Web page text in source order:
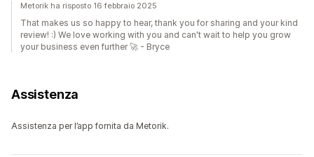
Metorik ha risposto 16 febbraio 2025
That makes us so happy to hear, thank you for sharing and your kind
review! :) We love working with you and can't wait to help you grow
your business even further 🚀 - Bryce
Assistenza
Assistenza per l’app fornita da Metorik.